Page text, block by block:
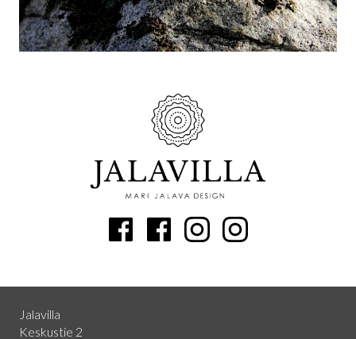
Jalavilla
Keskustie 2